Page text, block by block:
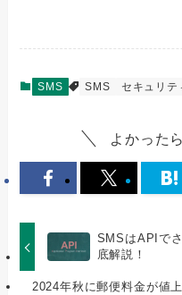
SMS SMS セキュリテ
よかった
SMSはAPIで
底解説！
2024年秋に郵便料金が値